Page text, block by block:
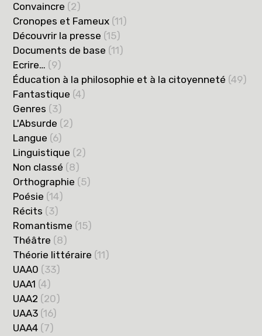
Convaincre (2)
Cronopes et Fameux (11)
Découvrir la presse (15)
Documents de base (11)
Ecrire… (9)
Éducation à la philosophie et à la citoyenneté (49)
Fantastique (4)
Genres (3)
L'Absurde (2)
Langue (6)
Linguistique (2)
Non classé (8)
Orthographie (5)
Poésie (14)
Récits (3)
Romantisme (15)
Théâtre (8)
Théorie littéraire (11)
UAA0 (33)
UAA1 (4)
UAA2 (20)
UAA3 (16)
UAA4 (7)